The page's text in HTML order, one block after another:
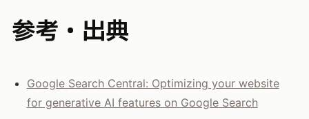
参考・出典
Google Search Central: Optimizing your website
for generative AI features on Google Search